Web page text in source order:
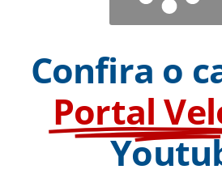
Confira o
Portal